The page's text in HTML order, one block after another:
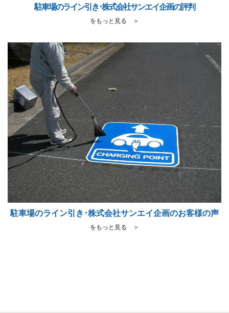
駐車場のライン引き･株式会社サンエイ企画の評判
をもっと見る ＞
駐車場のライン引き･株式会社サンエイ企画のお客様の声
をもっと見る ＞